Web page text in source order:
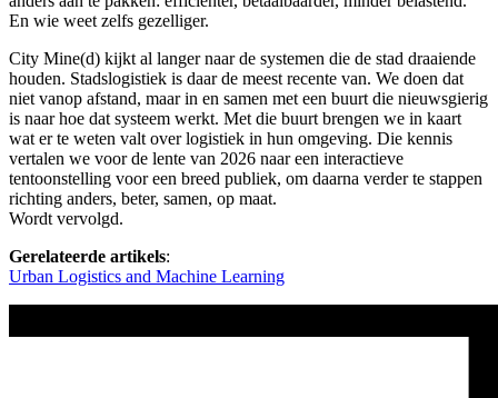
En wie weet zelfs gezelliger.
City Mine(d) kijkt al langer naar de systemen die de stad draaiende
houden. Stadslogistiek is daar de meest recente van. We doen dat
niet vanop afstand, maar in en samen met een buurt die nieuwsgierig
is naar hoe dat systeem werkt. Met die buurt brengen we in kaart
wat er te weten valt over logistiek in hun omgeving. Die kennis
vertalen we voor de lente van 2026 naar een interactieve
tentoonstelling voor een breed publiek, om daarna verder te stappen
richting anders, beter, samen, op maat.
Wordt vervolgd.
Gerelateerde artikels:
Urban Logistics and Machine Learning